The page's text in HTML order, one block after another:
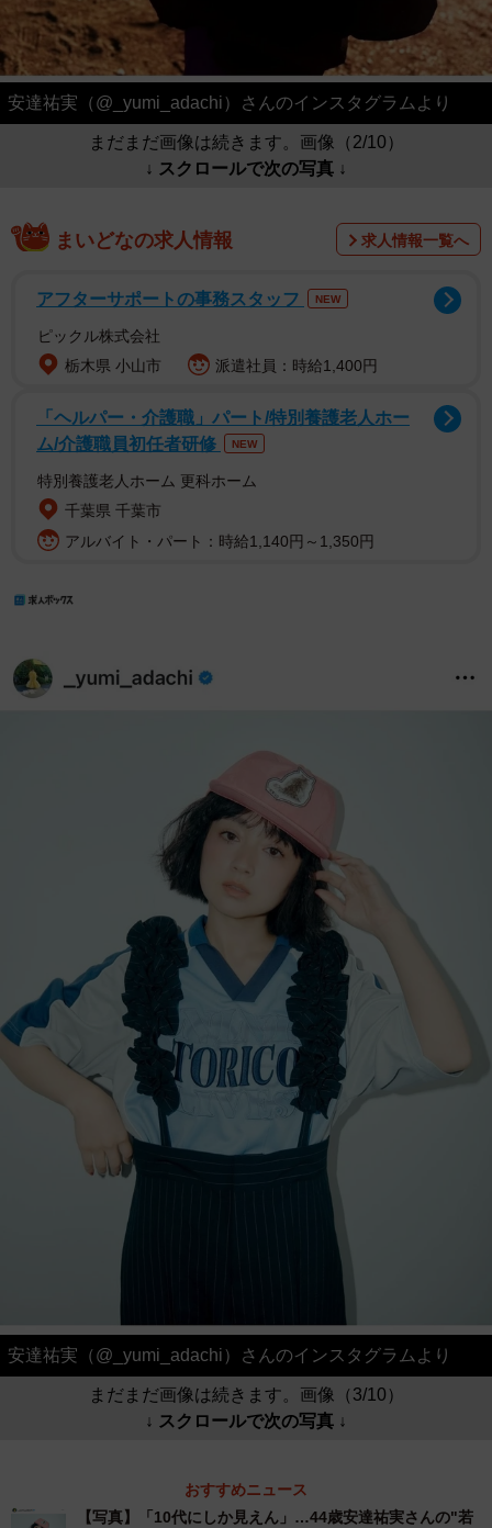
安達祐実（@_yumi_adachi）さんのインスタグラムより
まだまだ画像は続きます。画像（2/10）
↓ スクロールで次の写真 ↓
まいどなの求人情報 求人情報一覧へ
アフターサポートの事務スタッフ NEW
ピックル株式会社
栃木県 小山市
派遣社員：時給1,400円
「ヘルパー・介護職」パート/特別養護老人ホー
ム/介護職員初任者研修
NEW
特別養護老人ホーム 更科ホーム
千葉県 千葉市
アルバイト・パート：時給1,140円～1,350円
安達祐実（@_yumi_adachi）さんのインスタグラムより
まだまだ画像は続きます。画像（3/10）
↓ スクロールで次の写真 ↓
おすすめニュース
【写真】「10代にしか見えん」…44歳安達祐実さんの"若